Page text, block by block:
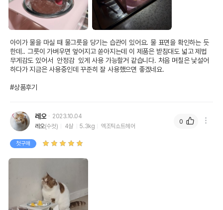
아이가 물을 마실 때 물그릇을 당기는 습관이 있어요. 물 표면을 확인하는 듯
한데.. 그릇이 가벼우면 엎어지고 쏟아지는데 이 제품은 받침대도 넓고 제법
무게감도 있어서  안정감  있게 사용 가능할거 같습니다. 처음 며칠은 낯설어
하다가 지금은 사용중인데 꾸준히 잘 사용했으면 좋겠네요.
#상품후기
레오
2023.10.04
레오(수컷) 4살 5.3kg 엑조틱쇼트헤어
첫구매
0